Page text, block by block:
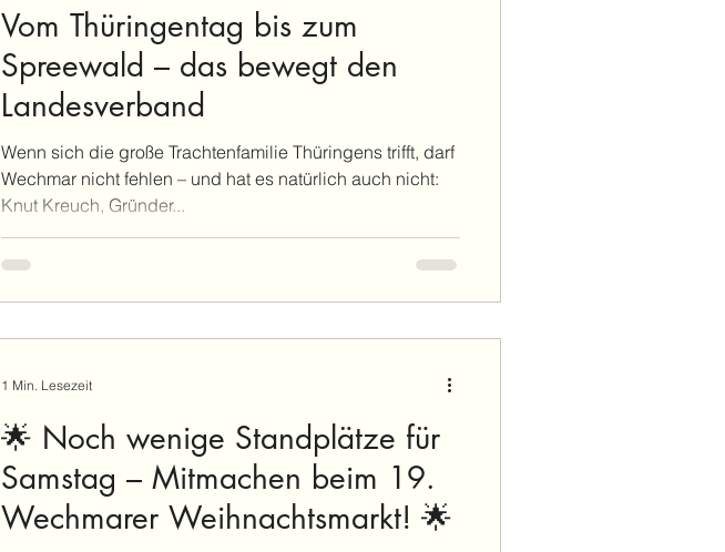
Vom Thüringentag bis zum
Spreewald – das bewegt den
Landesverband
Wenn sich die große Trachtenfamilie Thüringens trifft, darf
Wechmar nicht fehlen – und hat es natürlich auch nicht:
Knut Kreuch, Gründer...
🌟 Noch wenige Standplätze für
Samstag – Mitmachen beim 19.
Wechmarer Weihnachtsmarkt! 🌟
1 Min. Lesezeit